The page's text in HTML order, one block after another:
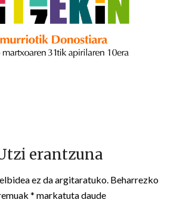
erantzuna
ez da argitaratuko. Beharrezko
* markatuta daude